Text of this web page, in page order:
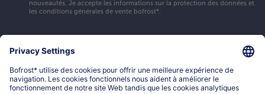
nouveautés. Je accepte les informations sur la protection des données et
les conditions générales de vente bofrost*.
Mon compte bofrost*
www.bofrost.lu